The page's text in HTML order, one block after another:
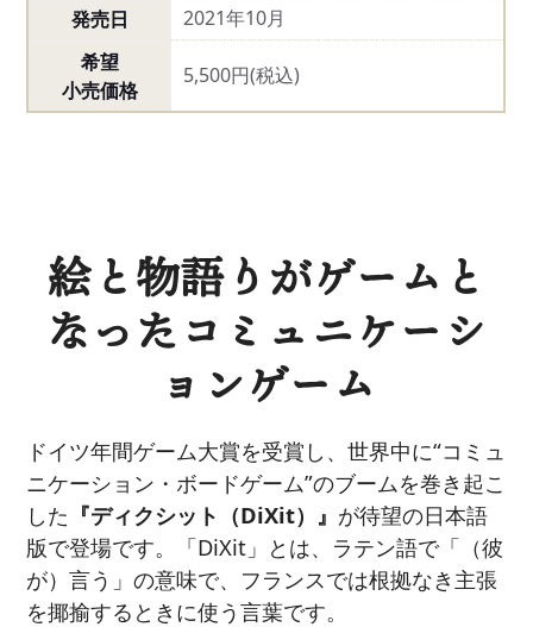
発売日
2021年10月
希望
小売価格
5,500円(税込)
絵と物語りがゲームと
なったコミュニケーシ
ョンゲーム
ドイツ年間ゲーム大賞を受賞し、世界中に“コミュ
ニケーション・ボードゲーム”のブームを巻き起こ
した 『ディクシット（DiXit）』 が待望の日本語
版で登場です。「DiXit」とは、ラテン語で「（彼
が）言う」の意味で、フランスでは根拠なき主張
を揶揄するときに使う言葉です。